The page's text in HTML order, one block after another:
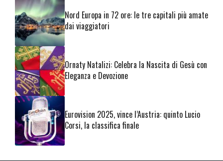
Nord Europa in 72 ore: le tre capitali più amate
dai viaggiatori
Ornaty Natalizi: Celebra la Nascita di Gesù con
Eleganza e Devozione
Eurovision 2025, vince l’Austria: quinto Lucio
Corsi, la classifica finale